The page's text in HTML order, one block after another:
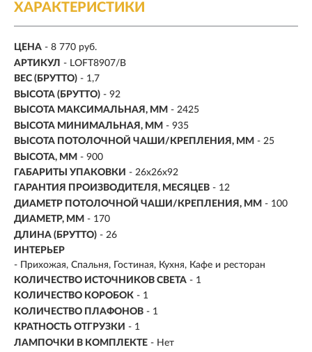
ХАРАКТЕРИСТИКИ
ЦЕНА - 8 770 руб.
АРТИКУЛ - LOFT8907/B
ВЕС (БРУТТО) - 1,7
ВЫСОТА (БРУТТО) - 92
ВЫСОТА МАКСИМАЛЬНАЯ, ММ - 2425
ВЫСОТА МИНИМАЛЬНАЯ, ММ - 935
ВЫСОТА ПОТОЛОЧНОЙ ЧАШИ/КРЕПЛЕНИЯ, ММ - 25
ВЫСОТА, ММ - 900
ГАБАРИТЫ УПАКОВКИ - 26x26x92
ГАРАНТИЯ ПРОИЗВОДИТЕЛЯ, МЕСЯЦЕВ - 12
ДИАМЕТР ПОТОЛОЧНОЙ ЧАШИ/КРЕПЛЕНИЯ, ММ - 100
ДИАМЕТР, ММ - 170
ДЛИНА (БРУТТО) - 26
ИНТЕРЬЕР
- Прихожая, Спальня, Гостиная, Кухня, Кафе и ресторан
КОЛИЧЕСТВО ИСТОЧНИКОВ СВЕТА - 1
КОЛИЧЕСТВО КОРОБОК - 1
КОЛИЧЕСТВО ПЛАФОНОВ - 1
КРАТНОСТЬ ОТГРУЗКИ - 1
ЛАМПОЧКИ В КОМПЛЕКТЕ - Нет